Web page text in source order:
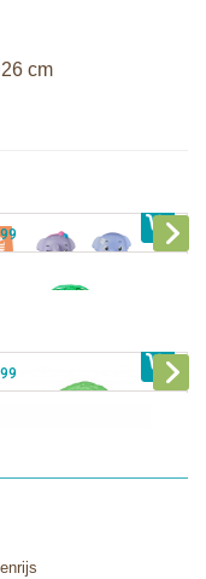
cm
"pocket editie"